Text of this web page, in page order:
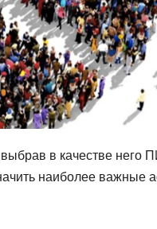
в качестве него
наиболее важные